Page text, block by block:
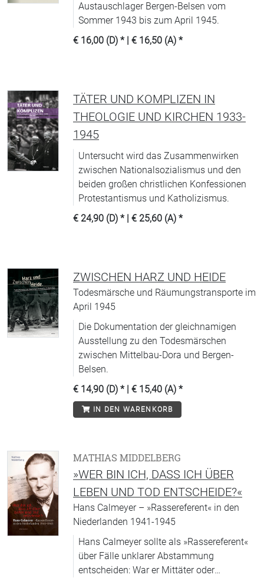
Austauschlager Bergen-Belsen vom
Sommer 1943 bis zum April 1945.
€ 16,00 (D) * | € 16,50 (A) *
TÄTER UND KOMPLIZEN IN
THEOLOGIE UND KIRCHEN 1933-
1945
Untersucht wird das Zusammenwirken
zwischen Nationalsozialismus und den
beiden großen christlichen Konfessionen
Protestantismus und Katholizismus.
€ 24,90 (D) * | € 25,60 (A) *
ZWISCHEN HARZ UND HEIDE
Todesmärsche und Räumungstransporte im
April 1945
Die Dokumentation der gleichnamigen
Ausstellung zu den Todesmärschen
zwischen Mittelbau-Dora und Bergen-
Belsen.
€ 14,90 (D) * | € 15,40 (A) *
IN DEN WARENKORB
MATHIAS MIDDELBERG
»WER BIN ICH, DASS ICH ÜBER
LEBEN UND TOD ENTSCHEIDE?«
Hans Calmeyer – »Rassereferent« in den
Niederlanden 1941-1945
Hans Calmeyer sollte als »Rassereferent«
über Fälle unklarer Abstammung
entscheiden: War er Mittäter oder